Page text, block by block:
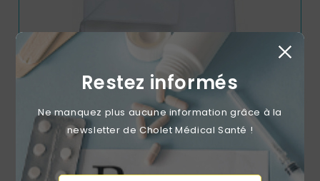
Restez informés
Ne manquez plus aucune information grâce à la
newsletter de Cholet Médical Santé !
Draps De Transfert 70 Gr 150 X 217cm (carton De 50)
Prix
74,63 €